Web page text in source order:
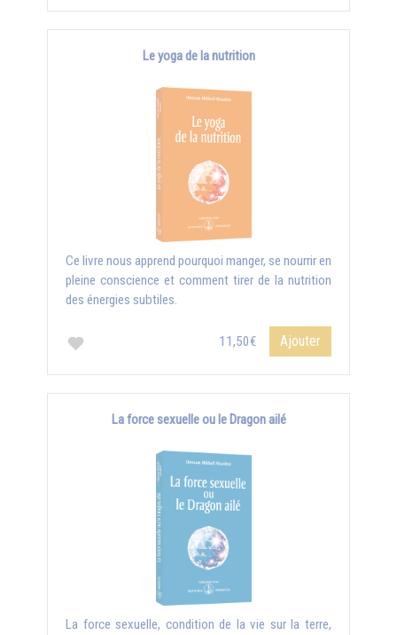
Le yoga de la nutrition
Ce livre nous apprend pourquoi manger, se nourrir en
pleine conscience et comment tirer de la nutrition
des énergies subtiles.
11,50€ Ajouter
La force sexuelle ou le Dragon ailé
La force sexuelle, condition de la vie sur la terre,